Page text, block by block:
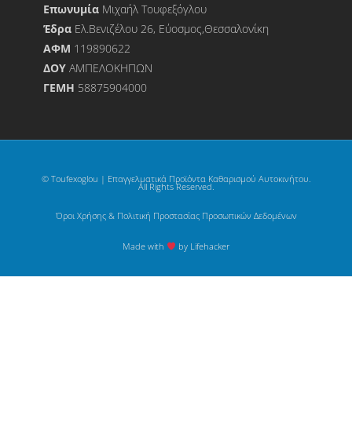
Επωνυμία Μιχαήλ Τουφεξόγλου
Έδρα Ελ.Βενιζέλου 26, Εύοσμος,Θεσσαλονίκη
ΑΦΜ 119890622
ΔΟΥΑΜΠΕΛΟΚΗΠΩΝ
ΓΕΜΗ 58875904000
© Toufexoglou | Επαγγελματικά Προϊόντα Καθαρισμού Αυτοκινήτου.
All Rights Reserved.
Όροι Χρήσης & Πολιτική Προστασίας Προσωπικών Δεδομένων
Made with by Lifehacker